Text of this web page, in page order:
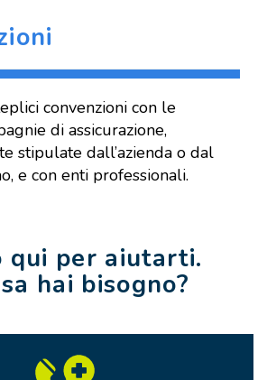
convenzioni con le
di assicurazione,
stipulate dall’azienda o dal
e con enti professionali.
qui per aiutarti.
hai bisogno?